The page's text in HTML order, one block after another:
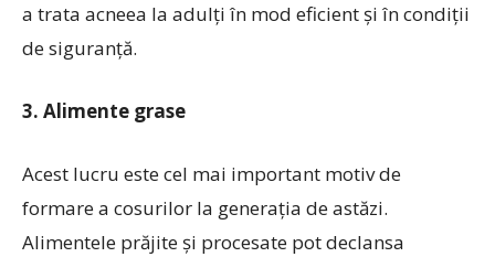
a trata acneea la adulți în mod eficient și în condiții
de siguranță.
3. Alimente grase
Acest lucru este cel mai important motiv de
formare a cosurilor la generația de astăzi.
Alimentele prăjite și procesate pot declansa